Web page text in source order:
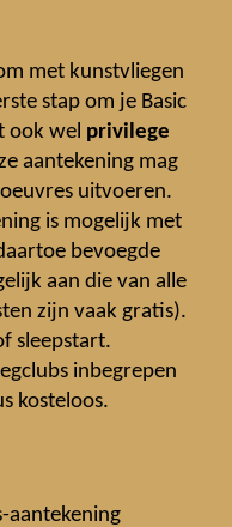
met kunstvliegen
stap om je Basic
ook wel privilege
aantekening mag
uitvoeren.
is mogelijk met
bevoegde
aan die van alle
zijn vaak gratis).
sleepstart.
inbegrepen
kosteloos.
aantekening